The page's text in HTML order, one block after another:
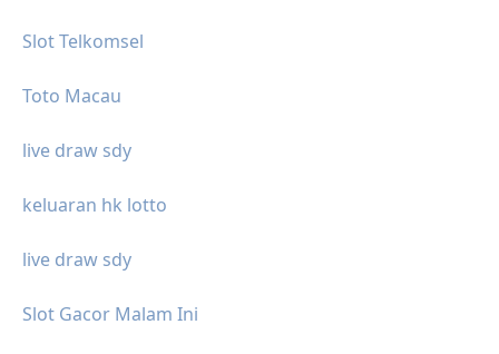
Slot Telkomsel
Toto Macau
live draw sdy
keluaran hk lotto
live draw sdy
Slot Gacor Malam Ini